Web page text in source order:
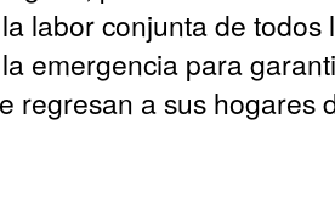
labor conjunta de todos
emergencia para
regresan a sus hogares